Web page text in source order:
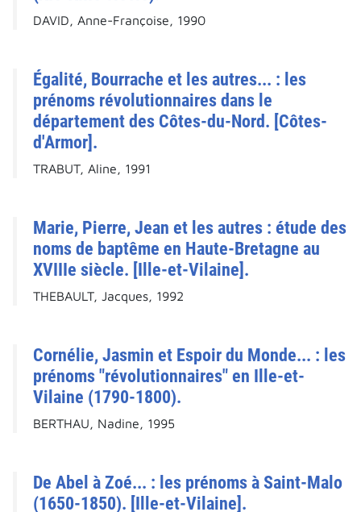
DAVID, Anne-Françoise, 1990
Égalité, Bourrache et les autres... : les
prénoms révolutionnaires dans le
département des Côtes-du-Nord. [Côtes-
d'Armor].
TRABUT, Aline, 1991
Marie, Pierre, Jean et les autres : étude des
noms de baptême en Haute-Bretagne au
XVIIIe siècle. [Ille-et-Vilaine].
THEBAULT, Jacques, 1992
Cornélie, Jasmin et Espoir du Monde... : les
prénoms "révolutionnaires" en Ille-et-
Vilaine (1790-1800).
BERTHAU, Nadine, 1995
De Abel à Zoé... : les prénoms à Saint-Malo
(1650-1850). [Ille-et-Vilaine].